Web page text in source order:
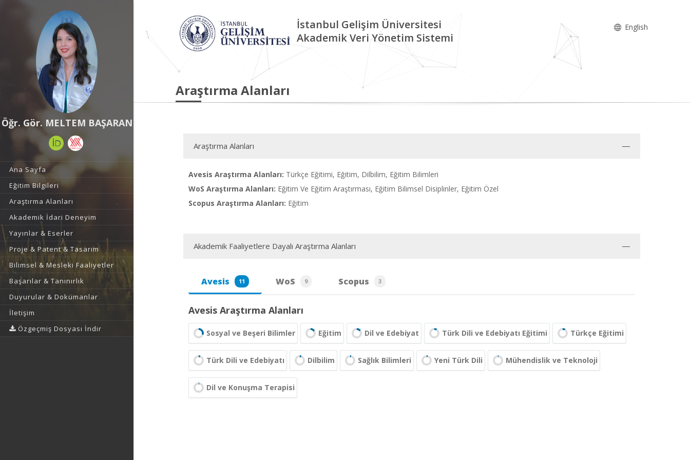
Öğr. Gör. MELTEM BAŞARAN
Ana Sayfa
Eğitim Bilgileri
Araştırma Alanları
Akademik İdari Deneyim
Yayınlar & Eserler
Proje & Patent & Tasarım
Bilimsel & Mesleki Faaliyetler
Başarılar & Tanınırlık
Duyurular & Dokümanlar
İletişim
Özgeçmiş Dosyası İndir
İstanbul Gelişim Üniversitesi
Akademik Veri Yönetim Sistemi
English
Araştırma Alanları
Araştırma Alanları
Avesis Araştırma Alanları: Türkçe Eğitimi, Eğitim, Dilbilim, Eğitim Bilimleri
WoS Araştırma Alanları: Eğitim Ve Eğitim Araştırması, Eğitim Bilimsel Disiplinler, Eğitim Özel
Scopus Araştırma Alanları: Eğitim
Akademik Faaliyetlere Dayalı Araştırma Alanları
Avesis 11 WoS 9 Scopus 3
Avesis Araştırma Alanları
Sosyal ve Beşeri Bilimler Eğitim Dil ve Edebiyat Türk Dili ve Edebiyatı Eğitimi Türkçe Eğitimi
Türk Dili ve Edebiyatı Dilbilim Sağlık Bilimleri Yeni Türk Dili Mühendislik ve Teknoloji
Dil ve Konuşma Terapisi